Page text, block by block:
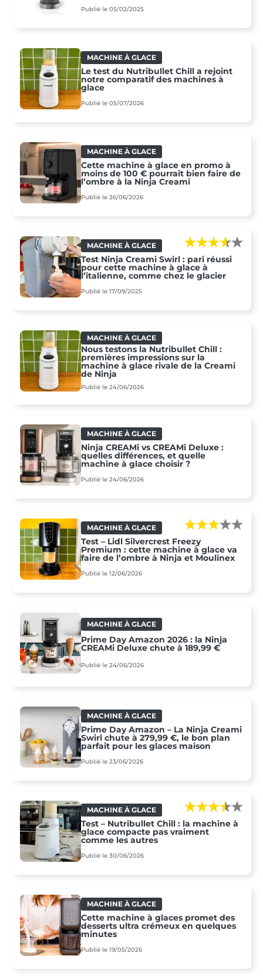
Publié le 05/02/2025
MACHINE À GLACE
Le test du Nutribullet Chill a rejoint
notre comparatif des machines à
glace
Publié le 05/07/2026
MACHINE À GLACE
Cette machine à glace en promo à
moins de 100 € pourrait bien faire de
l’ombre à la Ninja Creami
Publié le 26/06/2026
MACHINE À GLACE
Test Ninja Creami Swirl : pari réussi
pour cette machine à glace à
l’italienne, comme chez le glacier
Publié le 17/09/2025
MACHINE À GLACE
Nous testons la Nutribullet Chill :
premières impressions sur la
machine à glace rivale de la Creami
de Ninja
Publié le 24/06/2026
MACHINE À GLACE
Ninja CREAMi vs CREAMi Deluxe :
quelles différences, et quelle
machine à glace choisir ?
Publié le 24/06/2026
MACHINE À GLACE
Test – Lidl Silvercrest Freezy
Premium : cette machine à glace va
faire de l’ombre à Ninja et Moulinex
Publié le 12/06/2026
MACHINE À GLACE
Prime Day Amazon 2026 : la Ninja
CREAMi Deluxe chute à 189,99 €
Publié le 24/06/2026
MACHINE À GLACE
Prime Day Amazon – La Ninja Creami
Swirl chute à 279,99 €, le bon plan
parfait pour les glaces maison
Publié le 23/06/2026
MACHINE À GLACE
Test – Nutribullet Chill : la machine à
glace compacte pas vraiment
comme les autres
Publié le 30/06/2026
MACHINE À GLACE
Cette machine à glaces promet des
desserts ultra crémeux en quelques
minutes
Publié le 19/05/2026